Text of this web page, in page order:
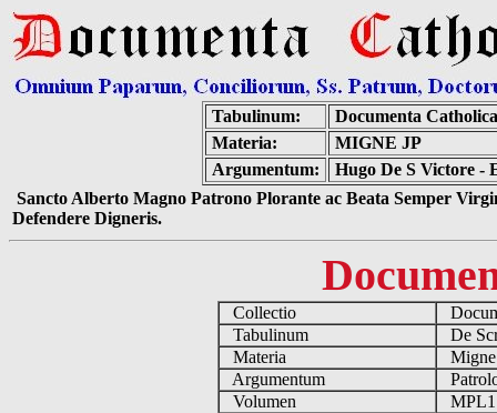
Tabulinum:
Documenta
Materia:
MIGNE JP
Argumentum:
Hugo De S Victore -
Sancto Alberto Magno Patrono Plorante ac Beata Semper
Defendere Digneris.
Collectio
Tabulinum
De
Materia
Argumentum
Volumen